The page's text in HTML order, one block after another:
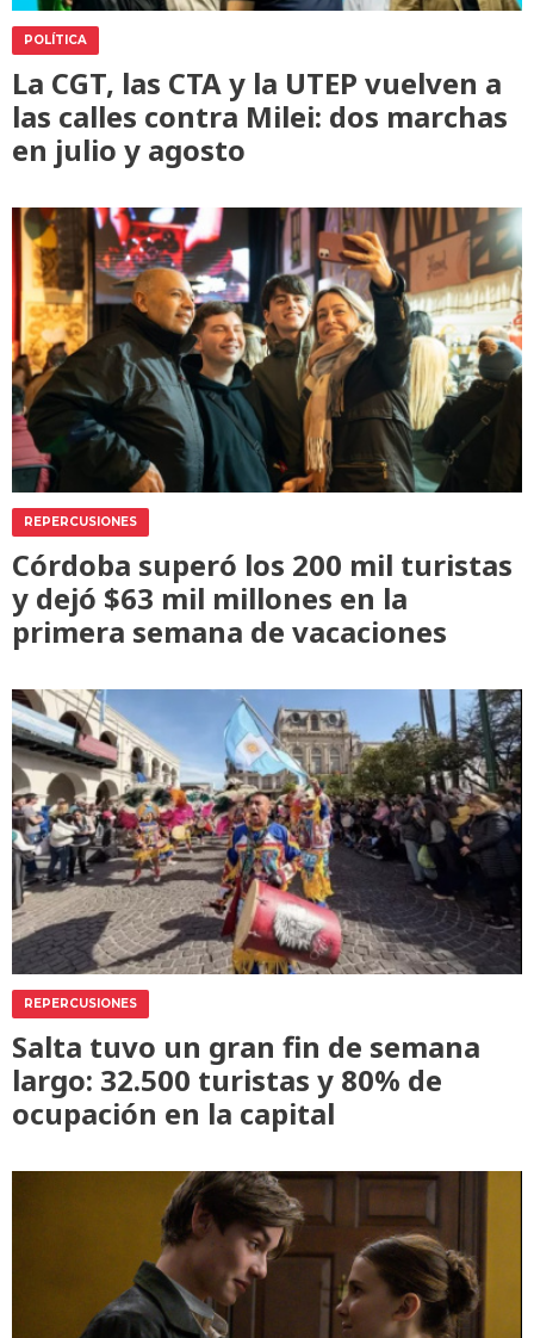
POLÍTICA
La CGT, las CTA y la UTEP vuelven a
las calles contra Milei: dos marchas
en julio y agosto
REPERCUSIONES
Córdoba superó los 200 mil turistas
y dejó $63 mil millones en la
primera semana de vacaciones
REPERCUSIONES
Salta tuvo un gran fin de semana
largo: 32.500 turistas y 80% de
ocupación en la capital